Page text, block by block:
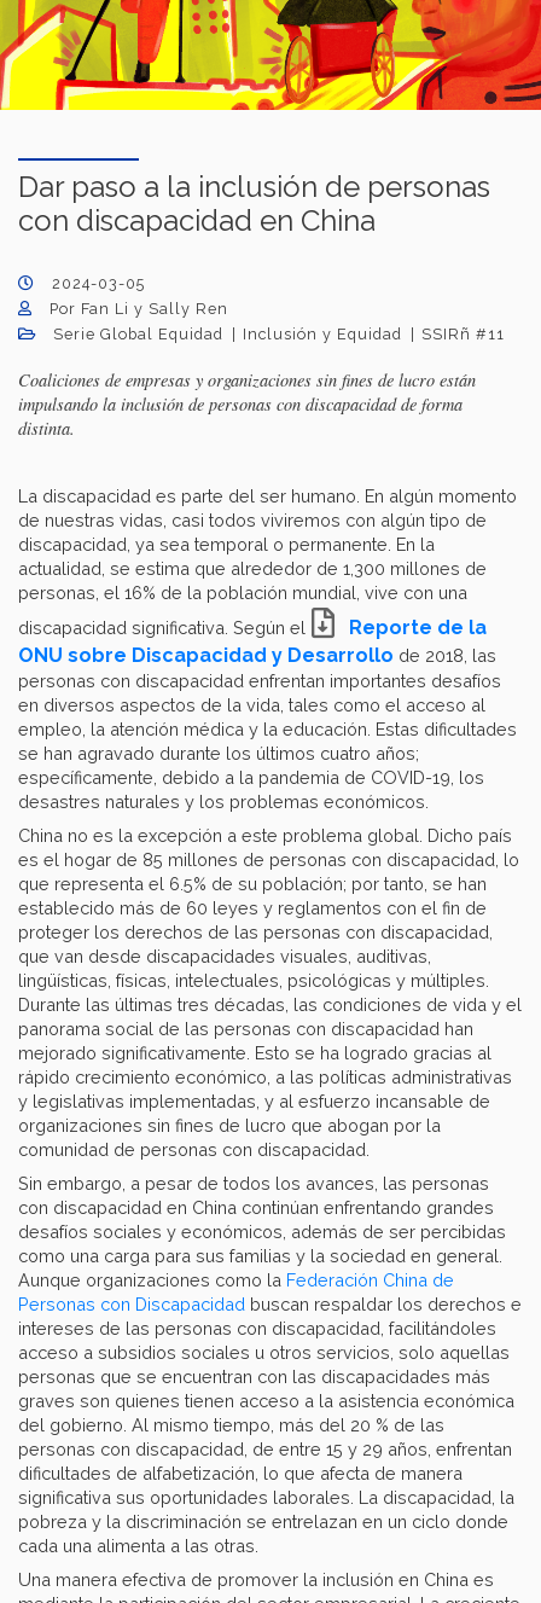
Dar paso a la inclusión de personas
con discapacidad en China
2024-03-05
Por Fan Li y Sally Ren
Serie Global Equidad
Inclusión y Equidad SSIRñ #11
Coaliciones de empresas y organizaciones sin fines de lucro están
impulsando la inclusión de personas con discapacidad de forma
distinta.
La discapacidad es parte del ser humano. En algún momento
de nuestras vidas, casi todos viviremos con algún tipo de
discapacidad, ya sea temporal o permanente. En la
actualidad, se estima que alrededor de 1,300 millones de
personas, el 16% de la población mundial, vive con una
discapacidad significativa. Según el
Reporte de la
ONU sobre Discapacidad y Desarrollo de 2018, las
personas con discapacidad enfrentan importantes desafíos
en diversos aspectos de la vida, tales como el acceso al
empleo, la atención médica y la educación. Estas dificultades
se han agravado durante los últimos cuatro años;
específicamente, debido a la pandemia de COVID-19, los
desastres naturales y los problemas económicos.
China no es la excepción a este problema global. Dicho país
es el hogar de 85 millones de personas con discapacidad, lo
que representa el 6.5% de su población; por tanto, se han
establecido más de 60 leyes y reglamentos con el fin de
proteger los derechos de las personas con discapacidad,
que van desde discapacidades visuales, auditivas,
lingüísticas, físicas, intelectuales, psicológicas y múltiples.
Durante las últimas tres décadas, las condiciones de vida y el
panorama social de las personas con discapacidad han
mejorado significativamente. Esto se ha logrado gracias al
rápido crecimiento económico, a las políticas administrativas
y legislativas implementadas, y al esfuerzo incansable de
organizaciones sin fines de lucro que abogan por la
comunidad de personas con discapacidad.
Sin embargo, a pesar de todos los avances, las personas
con discapacidad en China continúan enfrentando grandes
desafíos sociales y económicos, además de ser percibidas
como una carga para sus familias y la sociedad en general.
Aunque organizaciones como la Federación China de
Personas con Discapacidad buscan respaldar los derechos e
intereses de las personas con discapacidad, facilitándoles
acceso a subsidios sociales u otros servicios, solo aquellas
personas que se encuentran con las discapacidades más
graves son quienes tienen acceso a la asistencia económica
del gobierno. Al mismo tiempo, más del 20 % de las
personas con discapacidad, de entre 15 y 29 años, enfrentan
dificultades de alfabetización, lo que afecta de manera
significativa sus oportunidades laborales. La discapacidad, la
pobreza y la discriminación se entrelazan en un ciclo donde
cada una alimenta a las otras.
Una manera efectiva de promover la inclusión en China es